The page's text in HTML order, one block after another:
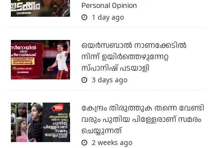
Personal Opinion
1 day ago
ഒയര്‍സബാൽ നാണക്കേടിൽ
നിന്ന് ഉയിർത്തെഴുന്നേറ്റ
സ്പാനിഷ് പടയാളി
3 days ago
കേന്ദ്രം തിരുത്തുക തന്നെ വേണ്ടി
വരും പുതിയ പിള്ളേരാണ് സമരം
ചെയ്യുന്നത്
2 weeks ago